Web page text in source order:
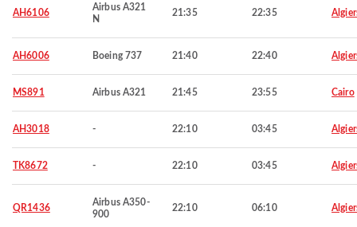
AH6106
Airbus A321
N
21:35 22:35
AH6006 Boeing 737 21:40 22:40
MS891 Airbus A321 21:45 23:55 Cairo
AH3018 - 22:10 03:45
TK8672 - 22:10 03:45
QR1436
Airbus A350-
900
22:10 06:10